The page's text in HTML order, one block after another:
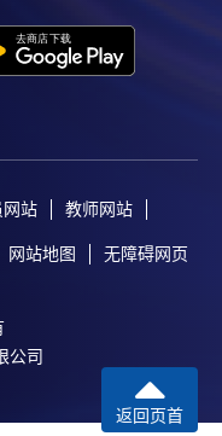
网站 教师网站
网站地图 无障碍网页
公司
返回页首